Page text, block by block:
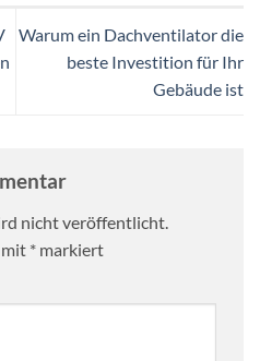
Warum ein Dachventilator die
beste Investition für Ihr
Gebäude ist
nicht veröffentlicht.
mit * markiert